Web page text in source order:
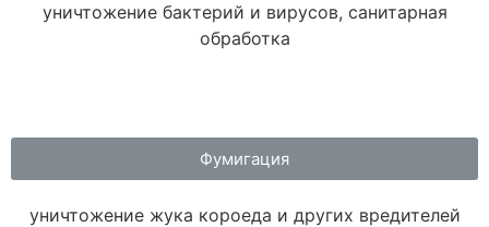
уничтожение бактерий и вирусов, санитарная
обработка
Фумигация
уничтожение жука короеда и других вредителей